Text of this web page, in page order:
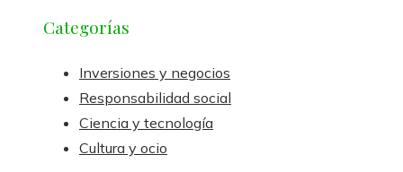
Categorías
Inversiones y negocios
Responsabilidad social
Ciencia y tecnología
Cultura y ocio